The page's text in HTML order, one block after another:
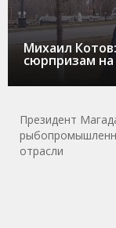
Михаил
сюрпризам на
Президент
отрасли